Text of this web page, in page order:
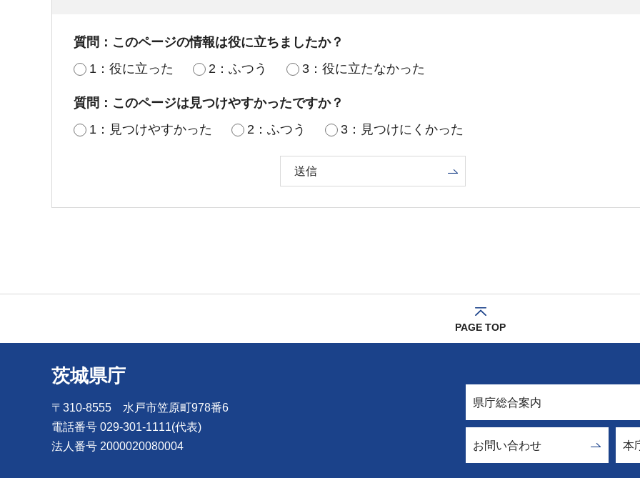
質問：このページの情報は役に立ちましたか？
1：役に立った
2：ふつう 3：役に立たなかった
質問：このページは見つけやすかったですか？
1：見つけやすかった
2：ふつう 3：見つけにくかった
PAGE TOP
茨城県庁
〒310-8555 水戸市笠原町978番6
電話番号 029-301-1111(代表)
法人番号 2000020080004
県庁総合案内
お問い合わせ 本